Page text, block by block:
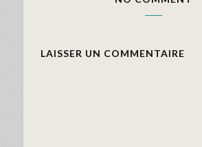
LAISSER UN COMMENTAIRE